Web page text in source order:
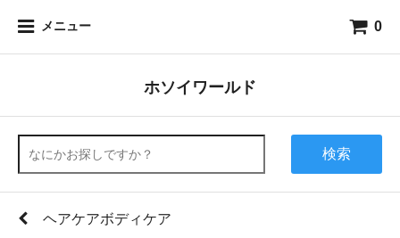
メニュー 0
ホソイワールド
検索
ヘアケアボディケア